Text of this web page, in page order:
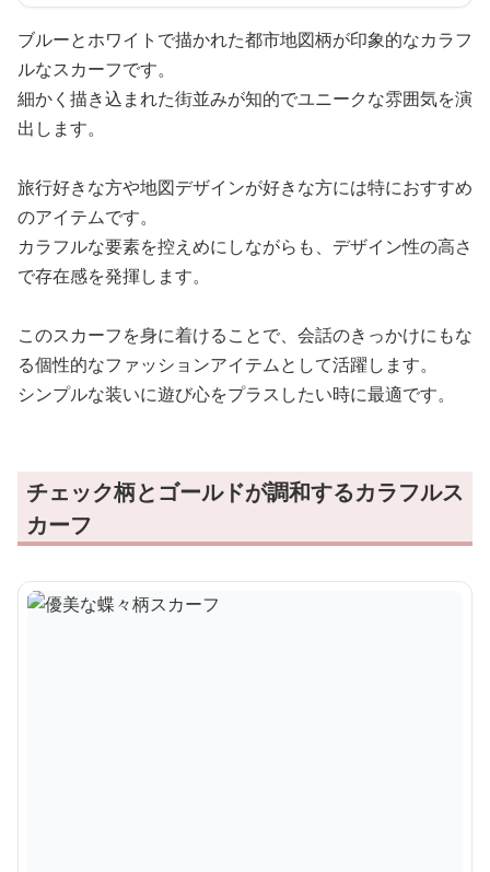
ブルーとホワイトで描かれた都市地図柄が印象的なカラフ
ルなスカーフです。
細かく描き込まれた街並みが知的でユニークな雰囲気を演
出します。
旅行好きな方や地図デザインが好きな方には特におすすめ
のアイテムです。
カラフルな要素を控えめにしながらも、デザイン性の高さ
で存在感を発揮します。
このスカーフを身に着けることで、会話のきっかけにもな
る個性的なファッションアイテムとして活躍します。
シンプルな装いに遊び心をプラスしたい時に最適です。
チェック柄とゴールドが調和するカラフルス
カーフ